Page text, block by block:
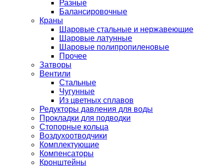
Разные
Балансировочные
Краны
Шаровые стальные и нержавеющие
Шаровые латунные
Шаровые полипропиленовые
Прочее
Затворы
Вентили
Стальные
Чугунные
Из цветных сплавов
Редукторы давления для воды
Прокладки для подводки
Стопорные кольца
Воздухоотводчики
Комплектующие
Компенсаторы
Кронштейны